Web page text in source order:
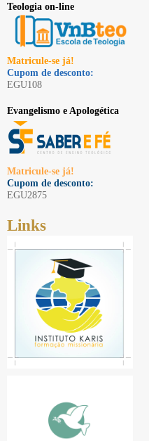
Teologia on-line
Matricule-se já!
Cupom de desconto:
EGU108
Evangelismo e Apologética
Matricule-se já!
Cupom de desconto:
EGU2875
Links